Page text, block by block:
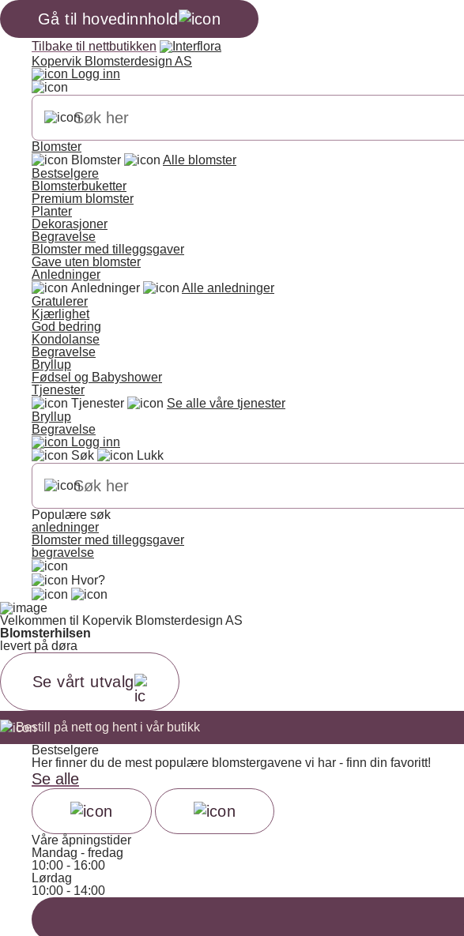
Gå til hovedinnhold
Tilbake til nettbutikken
Kopervik Blomsterdesign AS
Logg inn
Blomster
Blomster
Alle blomster
Bestselgere
Blomsterbuketter
Premium blomster
Planter
Dekorasjoner
Begravelse
Blomster med tilleggsgaver
Gave uten blomster
Anledninger
Anledninger
Alle anledninger
Gratulerer
Kjærlighet
God bedring
Kondolanse
Begravelse
Bryllup
Fødsel og Babyshower
Tjenester
Tjenester
Se alle våre tjenester
Bryllup
Begravelse
Logg inn
Søk
Lukk
Populære søk
anledninger
Blomster med tilleggsgaver
begravelse
Hvor?
Velkommen til Kopervik Blomsterdesign AS
Blomsterhilsen
levert på døra
Se vårt utvalg
Bestill på nett og hent i vår butikk
Bestselgere
Her finner du de mest populære blomstergavene vi har - finn din favoritt!
Se alle
Våre åpningstider
Mandag - fredag
10:00 - 16:00
Lørdag
10:00 - 14:00